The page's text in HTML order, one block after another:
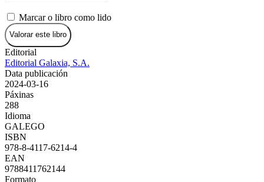
Marcar o libro como lido
Valorar este libro
Editorial
Editorial Galaxia, S.A.
Data publicación
2024-03-16
Páxinas
288
Idioma
GALEGO
ISBN
978-8-4117-6214-4
EAN
9788411762144
Formato